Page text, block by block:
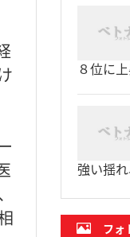
８位に
強い揺
フォ